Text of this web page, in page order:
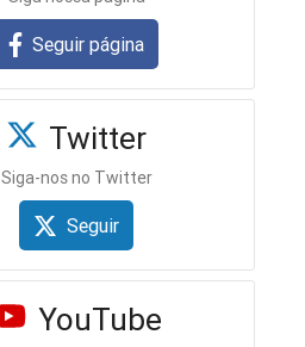
Seguir página
Twitter
Siga-nos no Twitter
Seguir
YouTube